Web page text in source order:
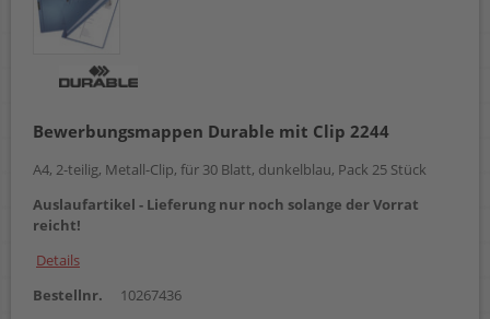
Bewerbungsmappen Durable mit Clip 2244
A4, 2-teilig, Metall-Clip, für 30 Blatt, dunkelblau, Pack 25 Stück
Auslaufartikel - Lieferung nur noch solange der Vorrat
reicht!
Details
Bestellnr.
10267436